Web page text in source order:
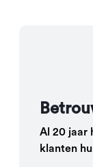
Al 20 jaar
klanten